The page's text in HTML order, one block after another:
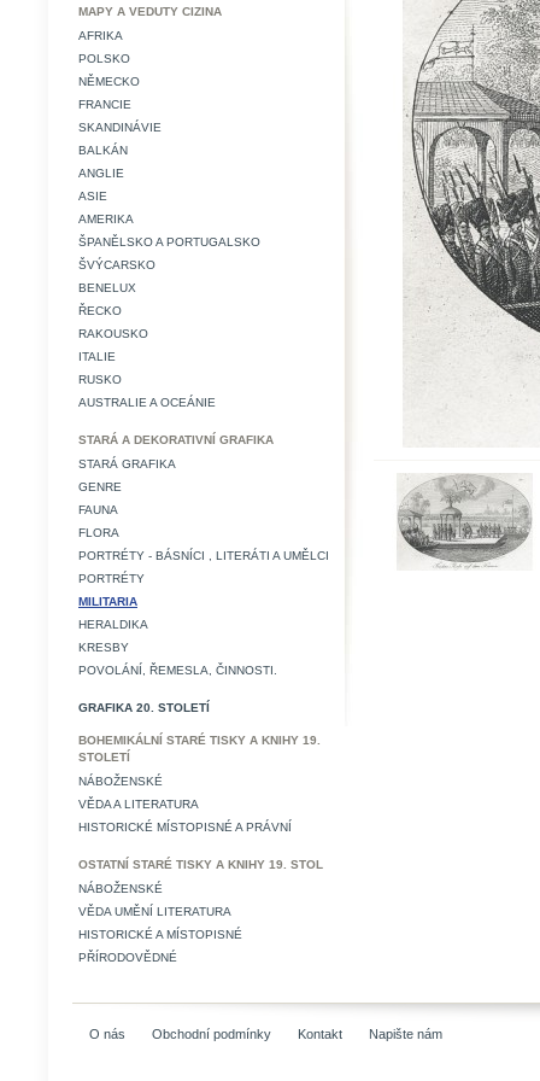
MAPY A VEDUTY CIZINA
AFRIKA
POLSKO
NĚMECKO
FRANCIE
SKANDINÁVIE
BALKÁN
ANGLIE
ASIE
AMERIKA
ŠPANĚLSKO A PORTUGALSKO
ŠVÝCARSKO
BENELUX
ŘECKO
RAKOUSKO
ITALIE
RUSKO
AUSTRALIE A OCEÁNIE
STARÁ A DEKORATIVNÍ GRAFIKA
STARÁ GRAFIKA
GENRE
FAUNA
FLORA
PORTRÉTY - BÁSNÍCI , LITERÁTI A UMĚLCI
PORTRÉTY
MILITARIA
HERALDIKA
KRESBY
POVOLÁNÍ, ŘEMESLA, ČINNOSTI.
GRAFIKA 20. STOLETÍ
BOHEMIKÁLNÍ STARÉ TISKY A KNIHY 19.
STOLETÍ
NÁBOŽENSKÉ
VĚDA A LITERATURA
HISTORICKÉ MÍSTOPISNÉ A PRÁVNÍ
OSTATNÍ STARÉ TISKY A KNIHY 19. STOL
NÁBOŽENSKÉ
VĚDA UMĚNÍ LITERATURA
HISTORICKÉ A MÍSTOPISNÉ
PŘÍRODOVĚDNÉ
O nás Obchodní podmínky Kontakt Napište nám